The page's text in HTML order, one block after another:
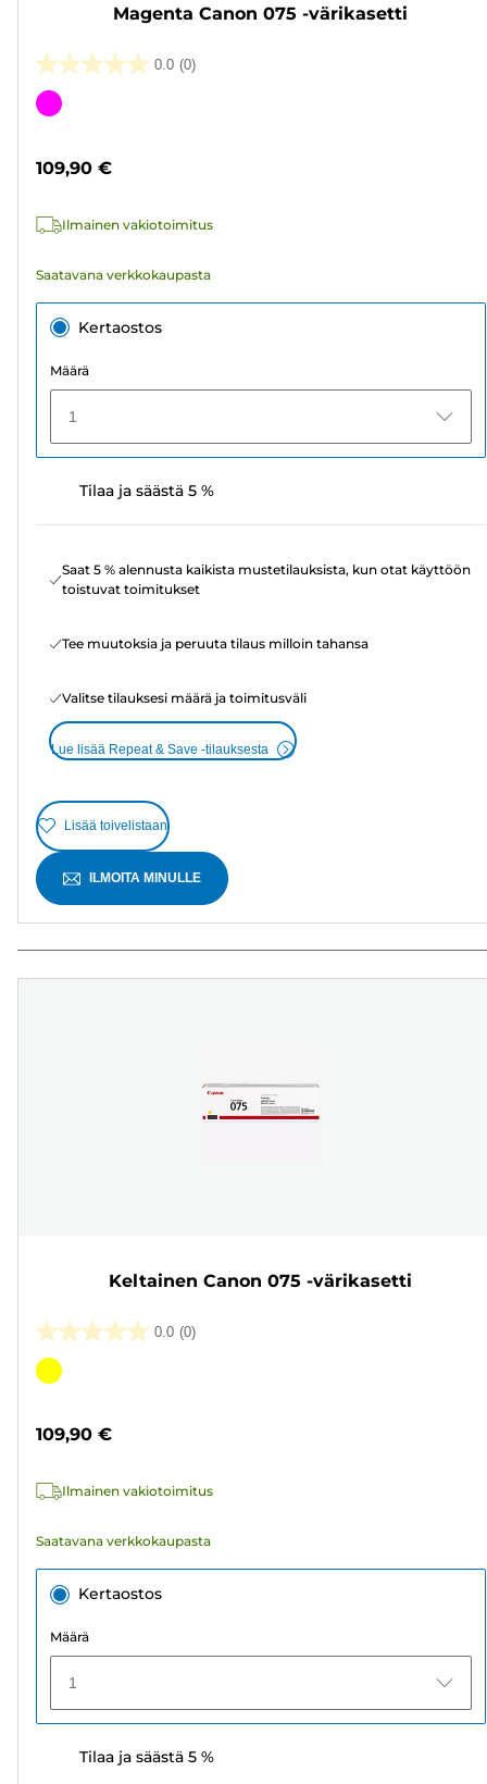
Magenta Canon 075 -värikasetti
0.0 (0)
0.0/5
tähteä.
Värikasetti
109,90 €
Ilmainen vakiotoimitus
Saatavana verkkokaupasta
Kertaostos
Määrä
1
Tilaa ja säästä 5 %
Saat 5 % alennusta kaikista mustetilauksista, kun otat käyttöön
toistuvat toimitukset
Tee muutoksia ja peruuta tilaus milloin tahansa
Valitse tilauksesi määrä ja toimitusväli
Lue lisää Repeat & Save -tilauksesta
Lisää toivelistaan
ILMOITA MINULLE
Keltainen Canon 075 -värikasetti
0.0 (0)
0.0/5
tähteä.
Värikasetti
109,90 €
Ilmainen vakiotoimitus
Saatavana verkkokaupasta
Kertaostos
Määrä
1
Tilaa ja säästä 5 %